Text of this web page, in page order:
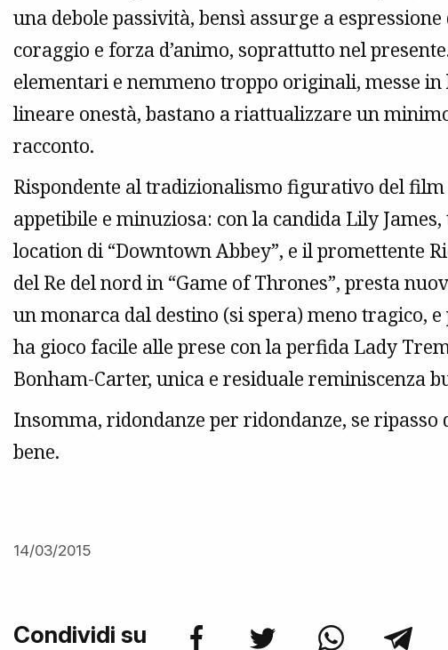
una debole passività, bensì assurge a
coraggio e forza d’animo, soprattutto nel
elementari e nemmeno troppo originali, messe in
lineare onestà, bastano a riattualizzare un
racconto.
Rispondente al tradizionalismo figurativo del
appetibile e minuziosa: con la candida Lily
location di “Downtown Abbey”, e il promettente
del Re del nord in “Game of Thrones”, presta
un monarca dal destino (si spera) meno tragico,
ha gioco facile alle prese con la perfida Lady
Bonham-Carter, unica e residuale reminiscenza
Insomma, ridondanze per ridondanze, se ripasso
bene.
14/03/2015
Condividi su